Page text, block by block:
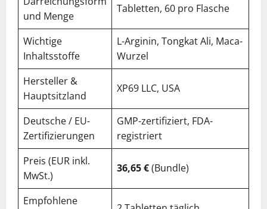
und Menge
Tabletten, 60 pro Flasche
Wichtige
Inhaltsstoffe
L-Arginin, Tongkat Ali, Maca-
Wurzel
Hersteller &
Hauptsitzland
XP69 LLC, USA
Deutsche / EU-
Zertifizierungen
GMP-zertifiziert, FDA-
registriert
Preis (EUR inkl.
MwSt.)
36,65 €(Bundle)
Empfohlene